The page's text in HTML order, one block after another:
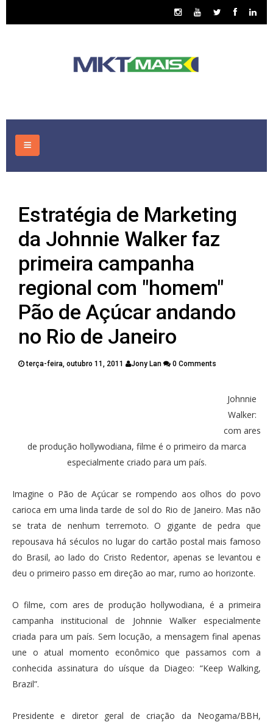
CONSULTORIA
ASSUNTOS
PUBLICAÇÕES
CONTATOS
Estratégia de Marketing
da Johnnie Walker faz
primeira campanha
regional com "homem"
Pão de Açúcar andando
no Rio de Janeiro
terça-feira, outubro 11, 2011 Jony Lan 0 Comments
Johnnie
Walker:
com ares
de produção hollywodiana, filme é o primeiro da marca
especialmente criado para um país.
Imagine o Pão de Açúcar se rompendo aos olhos do povo
carioca em uma linda tarde de sol do Rio de Janeiro. Mas não
se trata de nenhum terremoto. O gigante de pedra que
repousava há séculos no lugar do cartão postal mais famoso
do Brasil, ao lado do Cristo Redentor, apenas se levantou e
deu o primeiro passo em direção ao mar, rumo ao horizonte.
O filme, com ares de produção hollywodiana, é a primeira
campanha institucional de Johnnie Walker especialmente
criada para um país. Sem locução, a mensagem final apenas
une o atual momento econômico que passamos com a
conhecida assinatura do uísque da Diageo: “Keep Walking,
Brazil”.
Presidente e diretor geral de criação da Neogama/BBH,